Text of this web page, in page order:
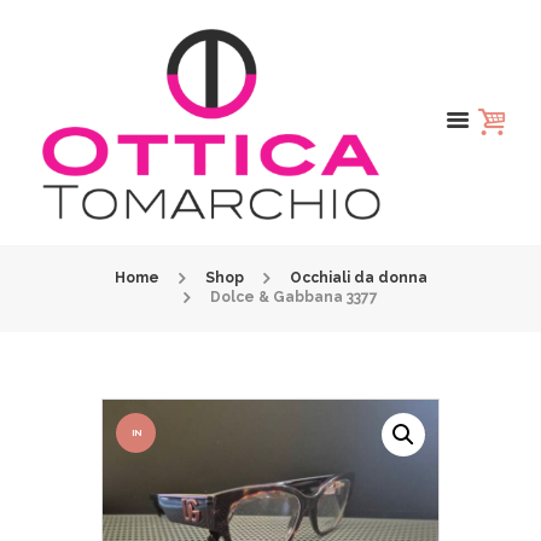
Home Shop
Occhiali da donna
Dolce & Gabbana 3377
IN